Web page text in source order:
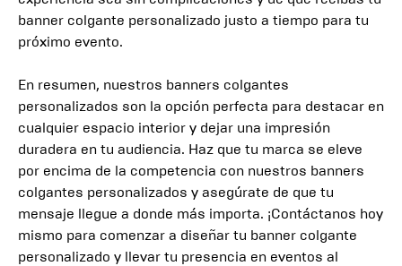
banner colgante personalizado justo a tiempo para tu
próximo evento.
En resumen, nuestros banners colgantes
personalizados son la opción perfecta para destacar en
cualquier espacio interior y dejar una impresión
duradera en tu audiencia. Haz que tu marca se eleve
por encima de la competencia con nuestros banners
colgantes personalizados y asegúrate de que tu
mensaje llegue a donde más importa. ¡Contáctanos hoy
mismo para comenzar a diseñar tu banner colgante
personalizado y llevar tu presencia en eventos al